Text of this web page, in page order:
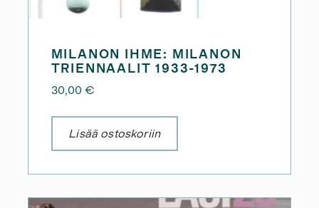
MILANON IHME: MILANON
TRIENNAALIT 1933-1973
30,00 €
Lisää ostoskoriin